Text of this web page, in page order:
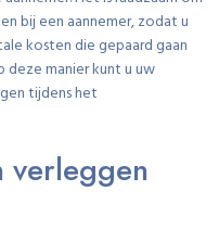
bij een aannemer, zodat u
kosten die gepaard gaan
deze manier kunt u uw
tijdens het